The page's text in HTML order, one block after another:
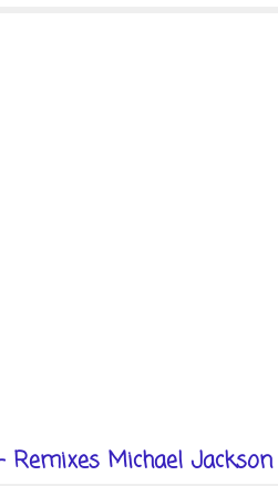
Michael